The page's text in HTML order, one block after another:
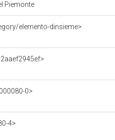
Piemonte
elemento-dinsieme>
0>
4>